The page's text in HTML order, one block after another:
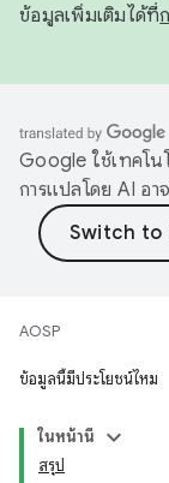
ข้อมูลเพิ่มเติมได้ที่
Google ใช้เทคโ
การแปลโดย AI อ
AOSP
ข้อมูลนี้มีประโยชน์ไหม
ในหน้านี้
สรุป